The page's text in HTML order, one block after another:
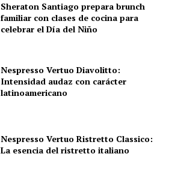
Sheraton Santiago prepara brunch
familiar con clases de cocina para
celebrar el Día del Niño
Nespresso Vertuo Diavolitto:
Intensidad audaz con carácter
latinoamericano
Nespresso Vertuo Ristretto Classico:
La esencia del ristretto italiano